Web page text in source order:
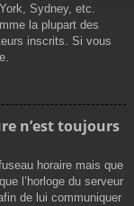
Sydney, etc.
la plupart des
inscrits. Si vous
n’est toujours
horaire mais que
l’horloge du serveur
de lui communiquer